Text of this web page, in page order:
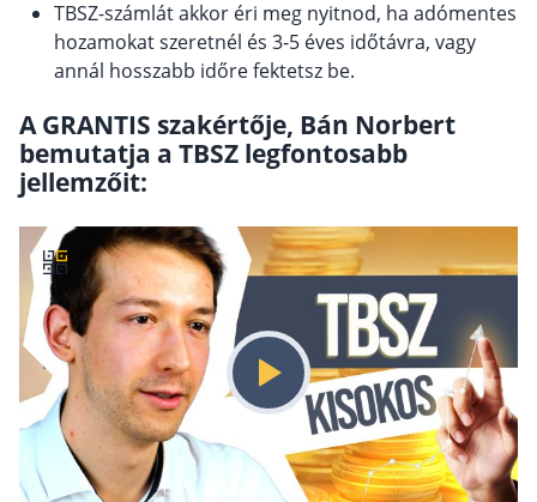
Egészségbiztosítás
Egészségbiztosítás cégeknek
Magán egészségbiztosítás 💊
Egészségpénztár – Spórolj évi akár 150 ezer
forintot
Egészségbiztosítás kalkulátor
Befektetés
Állampapír
Legjobb befektetés
Részvény vásárlás
TBSZ-számlát akkor éri meg nyitnod, ha adómentes
hozamokat szeretnél és 3-5 éves időtávra, vagy
annál hosszabb időre fektetsz be.
A GRANTIS szakértője, Bán Norbert
bemutatja a TBSZ legfontosabb
jellemzőit: